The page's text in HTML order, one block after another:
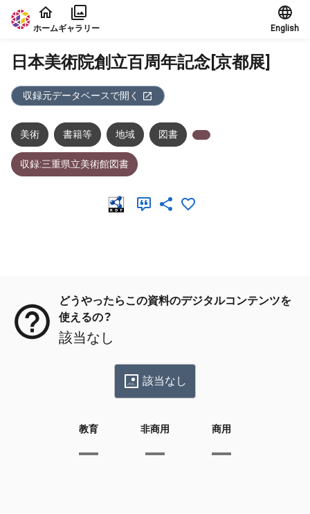
本文に飛ぶ
ホームギャラリー English
日本美術院創立百周年記念[京都展]
収録元データベースで開く
美術 書籍等 地域 図書
収録:三重県立美術館図書
どうやったらこの資料のデジタルコンテンツを
使えるの？
該当なし
該当なし
教育 非商用 商用